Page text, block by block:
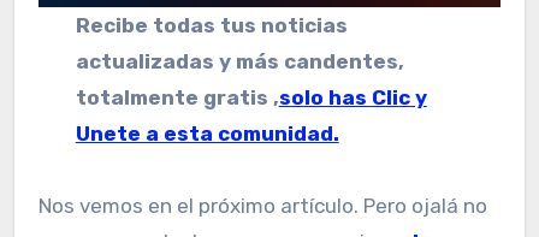
Recibe todas tus noticias
actualizadas y más candentes,
totalmente gratis ,solo has Clic y
Unete a esta comunidad.
Nos vemos en el próximo artículo. Pero ojalá no